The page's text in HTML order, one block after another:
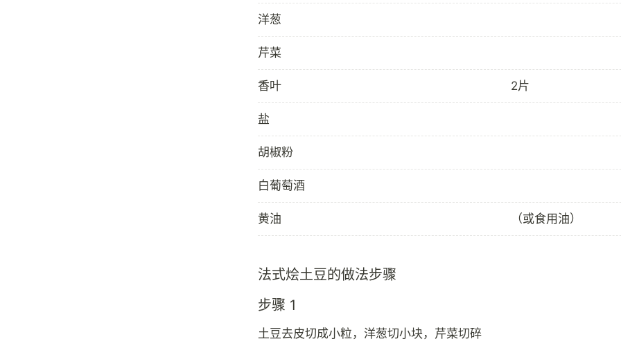
洋葱
芹菜
香叶 2片
盐
胡椒粉
白葡萄酒
黄油 （或食用油）
法式烩土豆的做法步骤
步骤 1
土豆去皮切成小粒，洋葱切小块，芹菜切碎